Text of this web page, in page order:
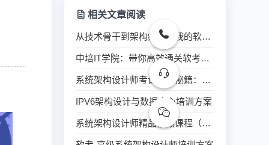
相关文章阅读
从技术骨干到架构统帅：我的软考系统架构设计师通关之路
中培IT学院：带你高效通关软考系统架构设计师！
系统架构设计师考试通关秘籍：案例分析+论文写作技巧
IPV6架构设计与数据中心培训方案
系统架构设计师精品视频课程（送冲刺）